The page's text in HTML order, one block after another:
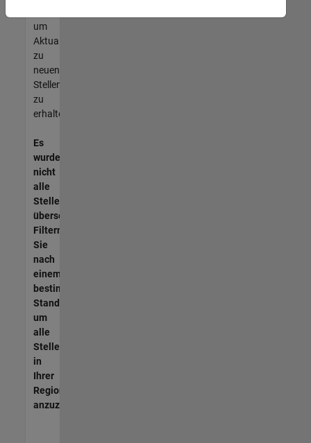
um
Aktualisierungen
zu
neuen
Stellenangeboten
zu
erhalten.
Es
wurden
nicht
alle
Stellen
übersetzt.
Filtern
Sie
nach
einem
bestimmten
Standort,
um
alle
Stellenangebote
in
Ihrer
Region
anzuzeigen.